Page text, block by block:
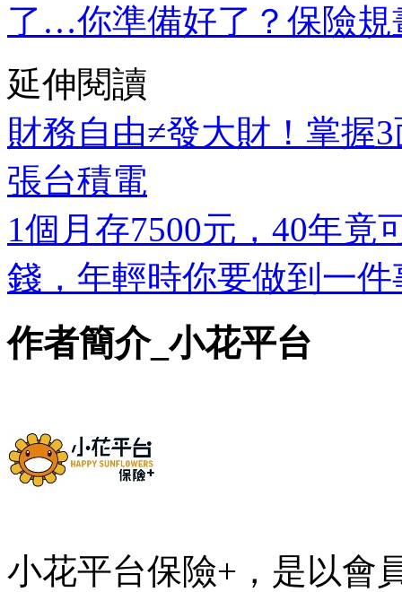
了…你準備好了？保險規
延伸閱讀
財務自由≠發大財！掌握
張台積電
1個月存7500元，40年竟
錢，年輕時你要做到一件
作者簡介_小花平台
小花平台保險+，是以會